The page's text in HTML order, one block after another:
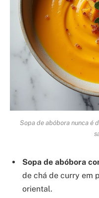
Sopa de abóbora nunca é
Sopa de abóbora
de chá de curry em
oriental.